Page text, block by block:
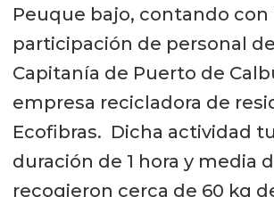
Peuque bajo, contando con
participación de personal
Capitanía de Puerto de
empresa recicladora de
Ecofibras. Dicha actividad
duración de 1 hora y media
recogieron cerca de 60 kg